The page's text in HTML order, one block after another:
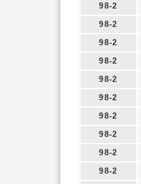
98-2
98-2
98-2
98-2
98-2
98-2
98-2
98-2
98-2
98-2